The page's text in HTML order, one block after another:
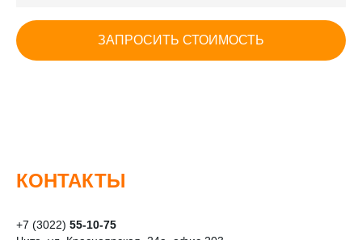
ЗАПРОСИТЬ СТОИМОСТЬ
КОНТАКТЫ
+7 (3022) 55-10-75